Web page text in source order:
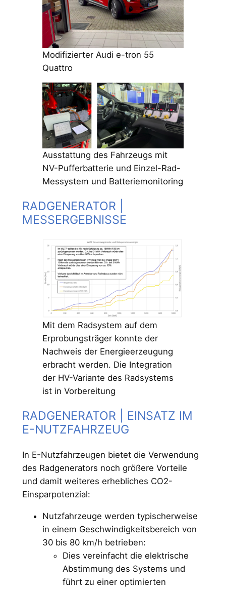
Modifizierter Audi e-tron 55
Quattro
Ausstattung des Fahrzeugs mit
NV-Pufferbatterie und Einzel-Rad-
Messystem und Batteriemonitoring
RADGENERATOR |
MESSERGEBNISSE
Mit dem Radsystem auf dem
Erprobungsträger konnte der
Nachweis der Energieerzeugung
erbracht werden. Die Integration
der HV-Variante des Radsystems
ist in Vorbereitung
RADGENERATOR | EINSATZ IM
E-NUTZFAHRZEUG
In E-Nutzfahrzeugen bietet die Verwendung
des Radgenerators noch größere Vorteile
und damit weiteres erhebliches CO2-
Einsparpotenzial:
Nutzfahrzeuge werden typischerweise
in einem Geschwindigkeitsbereich von
30 bis 80 km/h betrieben:
Dies vereinfacht die elektrische
Abstimmung des Systems und
führt zu einer optimierten